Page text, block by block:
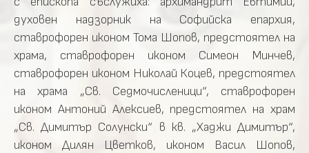
духовен надзорник на Софийска епархия,
ставрофорен иконом Тома Шопов, предстоятел на
храма, ставрофорен иконом Симеон Минчев,
ставрофорен иконом Николай Коцев, предстоятел
на храма „Св. Седмочисленици“, ставрофорен
иконом Антоний Алексиев, предстоятел на храм
„Св. Димитър Солунски“ в кв. „Хаджи Димитър“,
иконом Дилян Цветков, иконом Васил Шопов,